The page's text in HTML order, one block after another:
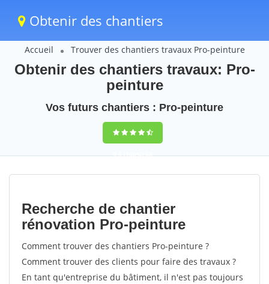
Obtenir des chantiers
Accueil Trouver des chantiers travaux Pro-peinture
Obtenir des chantiers travaux: Pro-
peinture
Vos futurs chantiers : Pro-peinture
9,5(100%)68
votes
Recherche de chantier
rénovation Pro-peinture
Comment trouver des chantiers Pro-peinture ?
Comment trouver des clients pour faire des travaux ?
En tant qu'entreprise du bâtiment, il n'est pas toujours